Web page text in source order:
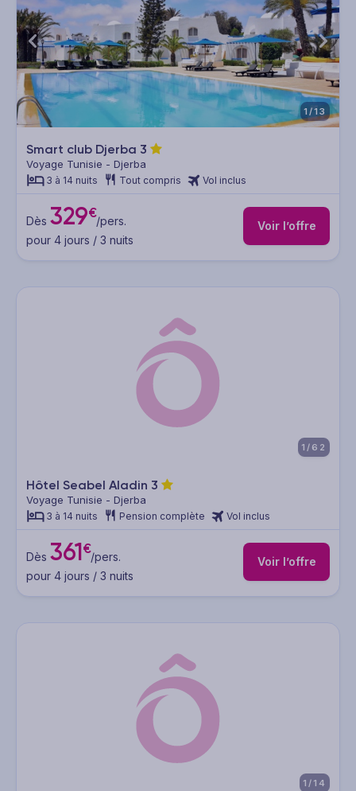
1/13
Smart club Djerba 3
Voyage Tunisie - Djerba
3 à 14 nuits Tout compris Vol inclus
Dès 329€/pers.
pour 4 jours / 3 nuits
Voir l’offre
1/62
Hôtel Seabel Aladin 3
Voyage Tunisie - Djerba
3 à 14 nuits Pension complète Vol inclus
Dès 361€/pers.
pour 4 jours / 3 nuits
Voir l’offre
1/14